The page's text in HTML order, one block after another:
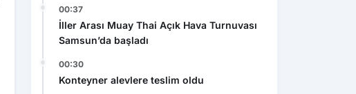
00:37
İller Arası Muay Thai Açık Hava Turnuvası
Samsun’da başladı
00:30
Konteyner alevlere teslim oldu